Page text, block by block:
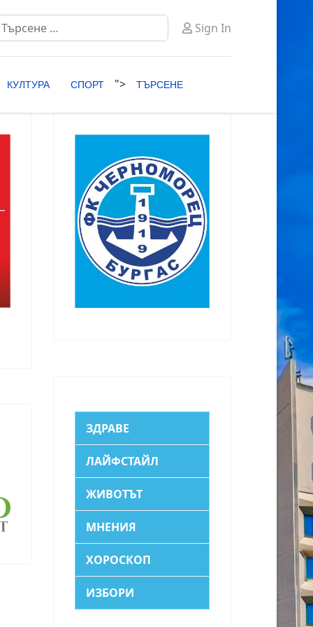
Sign In
КУЛТУРА СПОРТ "> ТЪРСЕНЕ
ЗДРАВЕ
ЛАЙФСТАЙЛ
ЖИВОТЪТ
МНЕНИЯ
ХОРОСКОП
ИЗБОРИ